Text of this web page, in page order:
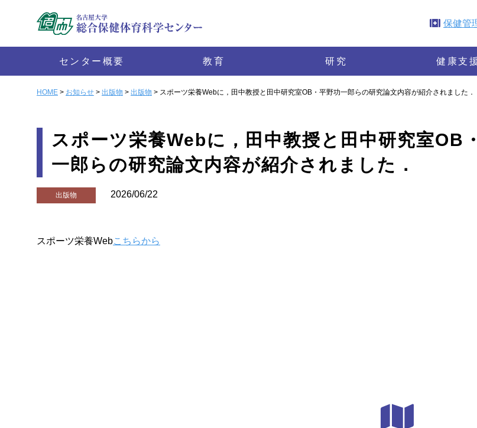
保健管
センター概要 教育 研究 健康支
HOME > お知らせ > 出版物 > 出版物 > スポーツ栄養Webに，田中教授と田中研究室OB・平野功一郎らの研究論文内容が紹介されました．
スポーツ栄養Webに，田中教授と田中研究室OB
一郎らの研究論文内容が紹介されました．
出版物 2026/06/22
スポーツ栄養Webこちらから
センター概要
教育
健康支援
運動施設